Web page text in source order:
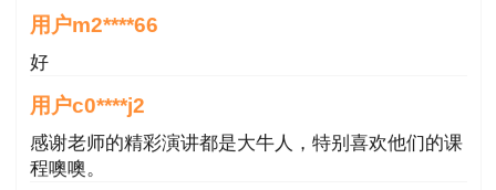
业资格证书。
师职业资格考试办公室下达合格人员文件后，登录
报名网站查询证书发放事宜。房估证书领取>>
用户c0****j2
感谢老师的精彩演讲都是大牛人，特别喜欢他们的课
程噢噢。
用户c0****j2
感谢老师的精彩演讲都是大牛人，特别喜欢他们的课